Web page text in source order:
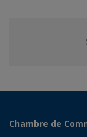
Chambre de